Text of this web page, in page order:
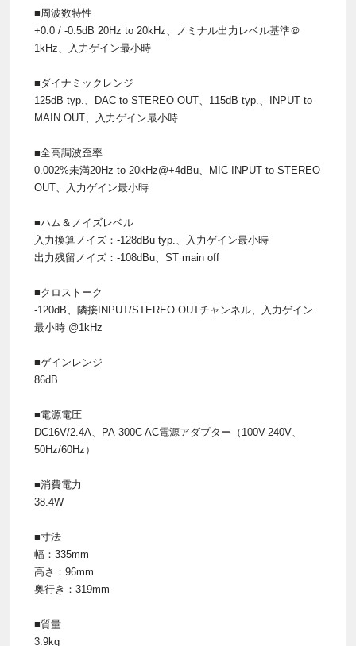
■周波数特性
+0.0 / -0.5dB 20Hz to 20kHz、ノミナル出力レベル基準＠
1kHz、入力ゲイン最小時
■ダイナミックレンジ
125dB typ.、DAC to STEREO OUT、115dB typ.、INPUT to
MAIN OUT、入力ゲイン最小時
■全高調波歪率
0.002%未満20Hz to 20kHz@+4dBu、MIC INPUT to STEREO
OUT、入力ゲイン最小時
■ハム＆ノイズレベル
入力換算ノイズ：-128dBu typ.、入力ゲイン最小時
出力残留ノイズ：-108dBu、ST main off
■クロストーク
-120dB、隣接INPUT/STEREO OUTチャンネル、入力ゲイン
最小時 @1kHz
■ゲインレンジ
86dB
■電源電圧
DC16V/2.4A、PA-300C AC電源アダプター（100V-240V、
50Hz/60Hz）
■消費電力
38.4W
■寸法
幅：335mm
高さ：96mm
奥行き：319mm
■質量
3.9kg